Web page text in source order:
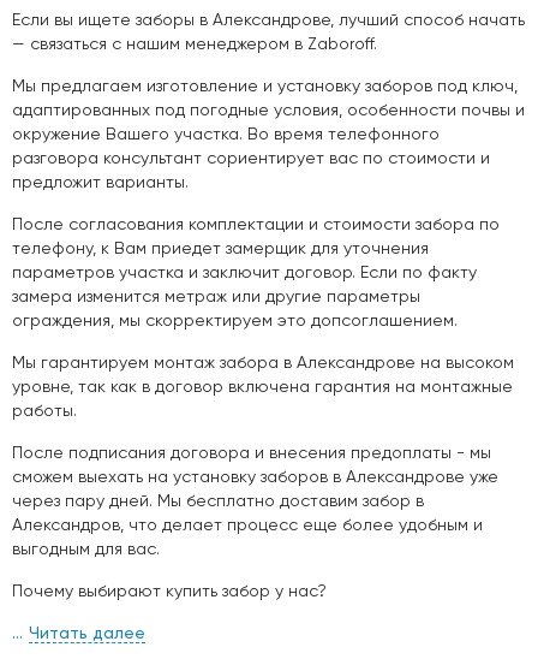
Если вы ищете заборы в Александрове, лучший способ начать
— связаться с нашим менеджером в Zaboroff.
Мы предлагаем изготовление и установку заборов под ключ,
адаптированных под погодные условия, особенности почвы и
окружение Вашего участка. Во время телефонного
разговора консультант сориентирует вас по стоимости и
предложит варианты.
После согласования комплектации и стоимости забора по
телефону, к Вам приедет замерщик для уточнения
параметров участка и заключит договор. Если по факту
замера изменится метраж или другие параметры
ограждения, мы скорректируем это допсоглашением.
Мы гарантируем монтаж забора в Александрове на высоком
уровне, так как в договор включена гарантия на монтажные
работы.
После подписания договора и внесения предоплаты - мы
сможем выехать на установку заборов в Александрове уже
через пару дней. Мы бесплатно доставим забор в
Александров, что делает процесс еще более удобным и
выгодным для вас.
Почему выбирают купить забор у нас?
Читать далее